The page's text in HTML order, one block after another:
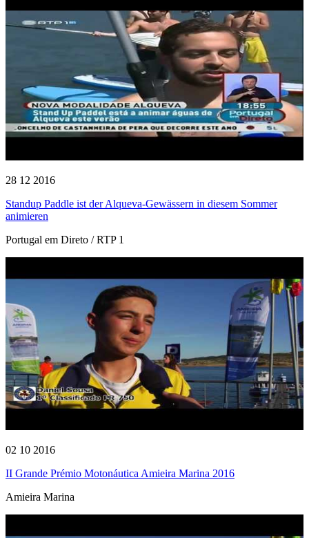
28 12 2016
Standup Paddle ist der Alqueva-Gewässern in diesem Sommer
animieren
Portugal em Direto / RTP 1
02 10 2016
II Grande Prémio Motonáutica Amieira Marina 2016
Amieira Marina